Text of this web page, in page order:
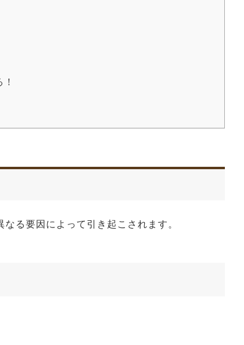
る要因によって引き起こされます。